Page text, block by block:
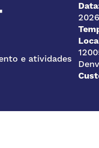
e atividades
2026